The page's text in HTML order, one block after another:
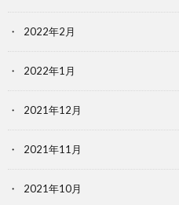
2022年2月
2022年1月
2021年12月
2021年11月
2021年10月